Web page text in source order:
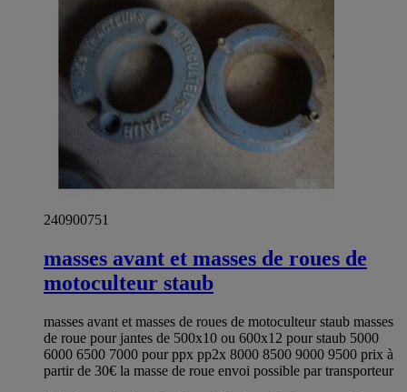
240900751
masses avant et masses de roues de
motoculteur staub
masses avant et masses de roues de motoculteur staub masses
de roue pour jantes de 500x10 ou 600x12 pour staub 5000
6000 6500 7000 pour ppx pp2x 8000 8500 9000 9500 prix à
partir de 30€ la masse de roue envoi possible par transporteur